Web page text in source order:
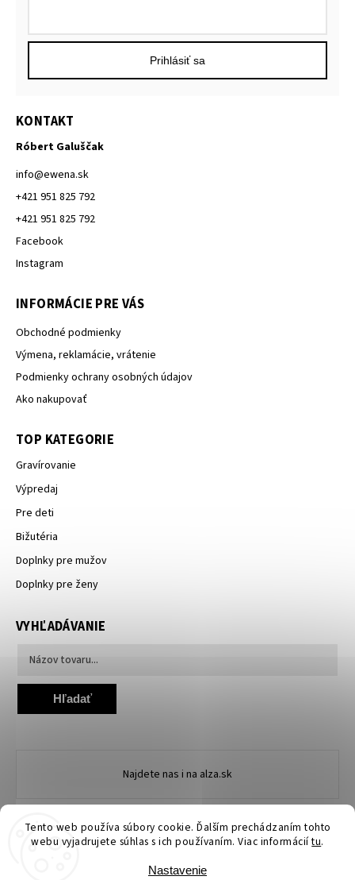
Tento web používa súbory cookie. Ďalším prechádzaním tohto
webu vyjadrujete súhlas s ich používaním. Viac informáciítu.
Nastavenie
Prihlásiť sa
KONTAKT
Róbert Galuščak
info@ewena.sk
+421 951 825 792
+421 951 825 792
Facebook
Instagram
INFORMÁCIE PRE VÁS
Obchodné podmienky
Výmena, reklamácie, vrátenie
Podmienky ochrany osobných údajov
Ako nakupovať
TOP KATEGORIE
Gravírovanie
Výpredaj
Pre deti
Bižutéria
Doplnky pre mužov
Doplnky pre ženy
VYHĽADÁVANIE
Hľadať
Najdete nas i na alza.sk